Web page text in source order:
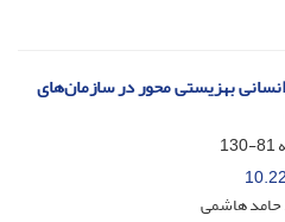
بهزیستی محور در سازمان‌های
81-130
حامد هاشمی